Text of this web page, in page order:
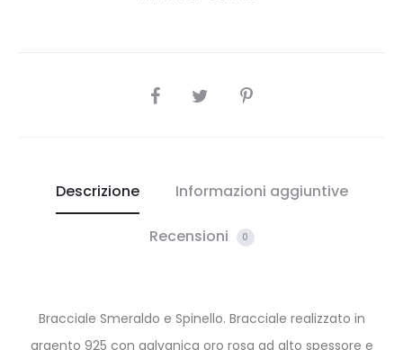
SHARE
Descrizione Informazioni aggiuntive
Recensioni 0
Bracciale Smeraldo e Spinello. Bracciale realizzato in
argento 925 con galvanica oro rosa ad alto spessore e